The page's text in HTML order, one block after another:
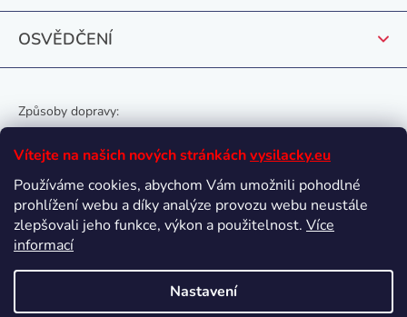
Vítejte na našich nových stránkáchvysilacky.eu
Používáme cookies, abychom Vám umožnili pohodlné
prohlížení webu a díky analýze provozu webu neustále
zlepšovali jeho funkce, výkon a použitelnost. Více
informací
Nastavení
OSVĚDČENÍ
Způsoby dopravy:
Oblíbené způsoby platby: